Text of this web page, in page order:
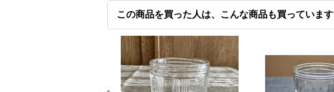
この商品を買った人は、こんな商品も買っています